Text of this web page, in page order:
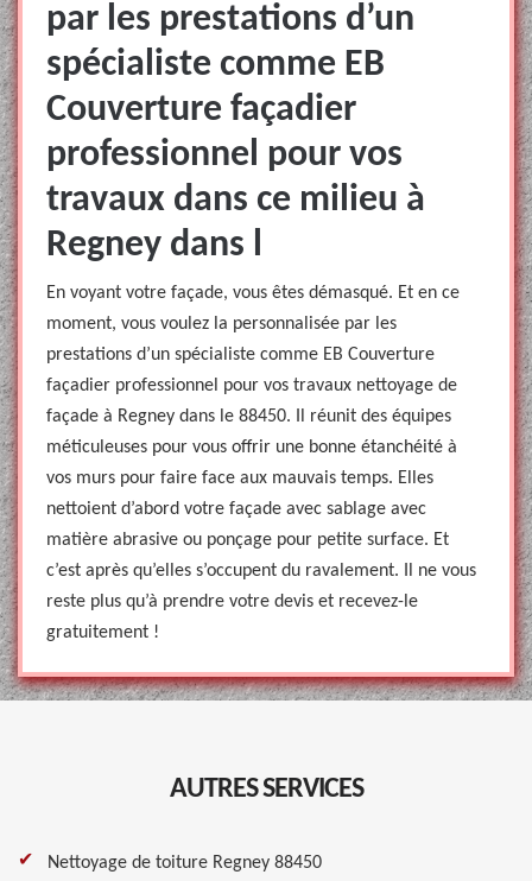
par les prestations d’un
spécialiste comme EB
Couverture façadier
professionnel pour vos
travaux dans ce milieu à
Regney dans l
En voyant votre façade, vous êtes démasqué. Et en ce
moment, vous voulez la personnalisée par les
prestations d’un spécialiste comme EB Couverture
façadier professionnel pour vos travaux nettoyage de
façade à Regney dans le 88450. Il réunit des équipes
méticuleuses pour vous offrir une bonne étanchéité à
vos murs pour faire face aux mauvais temps. Elles
nettoient d’abord votre façade avec sablage avec
matière abrasive ou ponçage pour petite surface. Et
c’est après qu’elles s’occupent du ravalement. Il ne vous
reste plus qu’à prendre votre devis et recevez-le
gratuitement !
AUTRES SERVICES
Nettoyage de toiture Regney 88450